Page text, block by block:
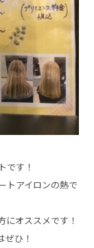
です！
トアイロンの熱で
にオススメです！
ぜひ！